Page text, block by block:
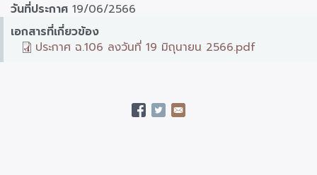
วันที่ประกาศ 19/06/2566
เอกสารที่เกี่ยวข้อง
ประกาศ ฉ.106 ลงวันที่ 19 มิถุนายน 2566.pdf